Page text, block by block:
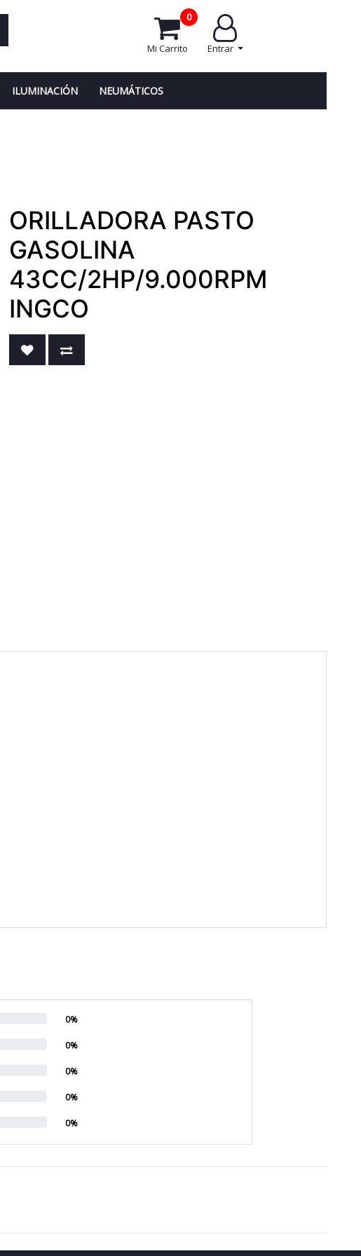
Entrar
Mi Carrito
0
ILUMINACIÓN NEUMÁTICOS
ORILLADORA PASTO
GASOLINA
43CC/2HP/9.000RPM
INGCO
0%
0%
0%
0%
0%